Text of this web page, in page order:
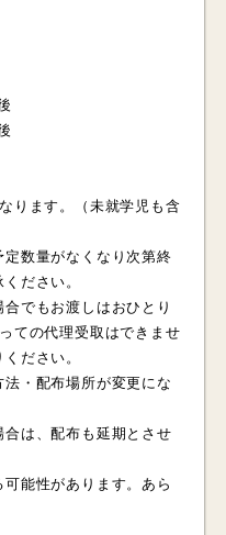
ります。（未就学児も含
定数量がなくなり次第終
ださい。
でもお渡しはおひとり
ての代理受取はできませ
ださい。
法・配布場所が変更にな
合は、配布も延期とさせ
能性があります。あら